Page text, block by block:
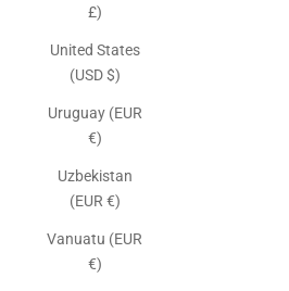
£)
United States
(USD $)
Uruguay (EUR
€)
Uzbekistan
(EUR €)
Vanuatu (EUR
€)